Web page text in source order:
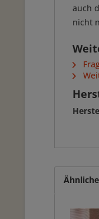
auch
nicht